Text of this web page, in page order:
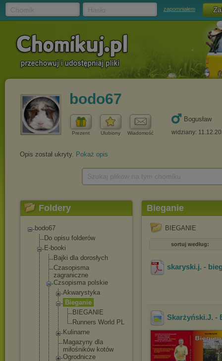
zapomniałem
bodo67
Prezent Ulubiony Wiadomość
Bogusław
widziany:
Opis został ukryty. Pokaż opis
Foldery
bodo67
Do opisu folderów
E-booki
Bajki dla dorosłych
Czasopisma
zagraniczne
Czsopisma polskie
Akwarystyka
Bieganie
BIEGANIE
Runners World PL
Kulinarne
Magazyny dla
miłośników kotów
Ogrodnicze
Bieganie
BIEGANIE
sortuj według:
skaryski.j. -
Skarżyński.J. -